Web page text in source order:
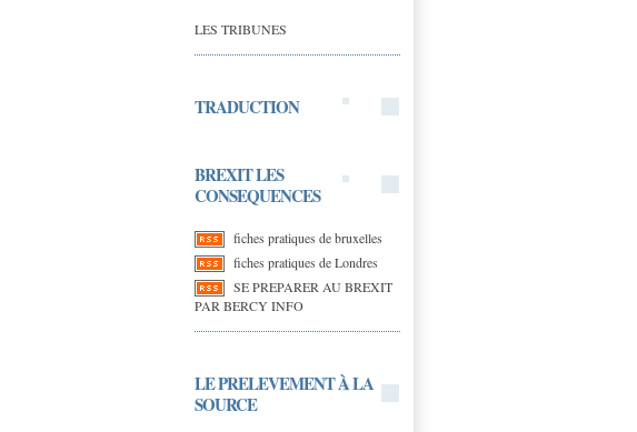
LES TRIBUNES
TRADUCTION
BREXIT LES
CONSEQUENCES
fiches pratiques de bruxelles
fiches pratiques de Londres
SE PREPARER AU BREXIT
PAR BERCY INFO
LE PRELEVEMENT À LA
SOURCE